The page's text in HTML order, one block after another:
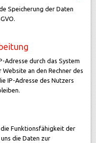
Speicherung der Daten
Adresse durch das System
an den Rechner des
IP-Adresse des Nutzers
Funktionsfähigkeit der
die Daten zur